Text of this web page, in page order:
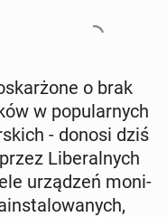
o brak
w po­pu­lar­nych
- donosi dziś
Li­be­ral­nych
urzą­dzeń mo­ni­